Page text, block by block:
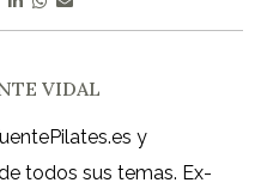
VIDAL
y
todos sus temas. Ex-